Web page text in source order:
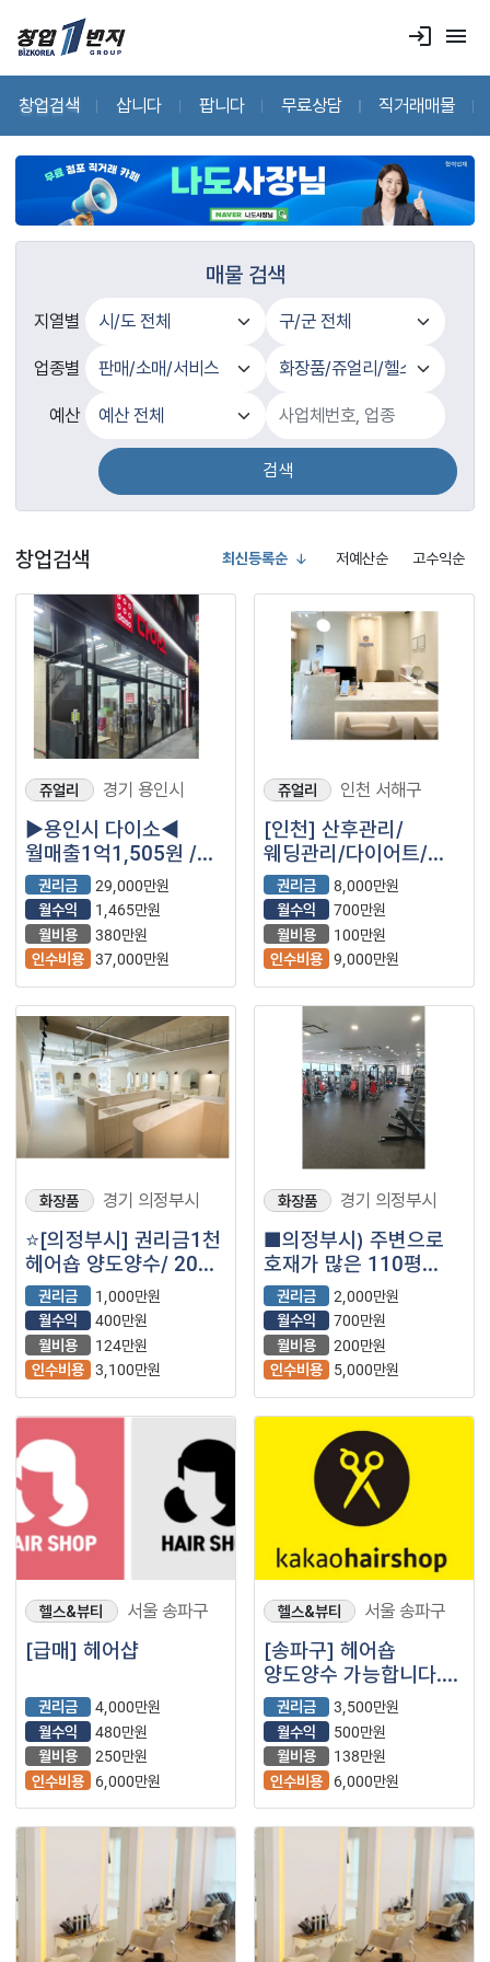
login menu
창업검색 삽니다 팝니다 무료상담 직거래매물
매물 검색
지열별
업종별
예산
검색
창업검색 최신등록순 저예산순 고수익순
쥬얼리 경기 용인시
▶용인시 다이소◀
월매출1억1,505원 /
고수익 /안정창업!
권리금
29,000만원
월수익
1,465만원
월비용
380만원
인수비용 37,000만원
쥬얼리 인천 서해구
[인천] 산후관리/
웨딩관리/다이어트/
윤곽관리 전문 스튜디오
양도양수 창업 매물
(프랜차이즈)
권리금
8,000만원
월수익
700만원
월비용
100만원
인수비용 9,000만원
화장품 경기 의정부시
⭐️[의정부시] 권리금1천
헤어숍 양도양수/ 20평/
월고정비 낮은/
유동인구많은상권⭐️
권리금
1,000만원
월수익
400만원
월비용
124만원
인수비용 3,100만원
화장품 경기 의정부시
■의정부시) 주변으로
호재가 많은 110평
헬스장 매장을
소개합니다.■
권리금
2,000만원
월수익
700만원
월비용
200만원
인수비용
5,000만원
헬스&뷰티 서울 송파구
[급매] 헤어샵
권리금
4,000만원
월수익
480만원
월비용
250만원
인수비용
6,000만원
헬스&뷰티 서울 송파구
[송파구] 헤어숍
양도양수 가능합니다.
미용실 권리금 저렴하게
양도 진행합니다.
권리금
3,500만원
월수익
500만원
월비용
138만원
인수비용
6,000만원